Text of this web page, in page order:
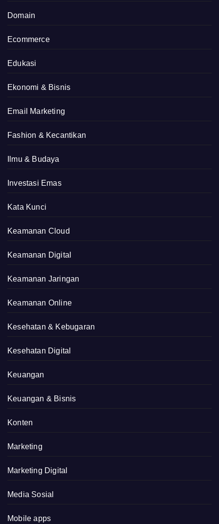
Domain
Ecommerce
Edukasi
Ekonomi & Bisnis
Email Marketing
Fashion & Kecantikan
Ilmu & Budaya
Investasi Emas
Kata Kunci
Keamanan Cloud
Keamanan Digital
Keamanan Jaringan
Keamanan Online
Kesehatan & Kebugaran
Kesehatan Digital
Keuangan
Keuangan & Bisnis
Konten
Marketing
Marketing Digital
Media Sosial
Mobile apps